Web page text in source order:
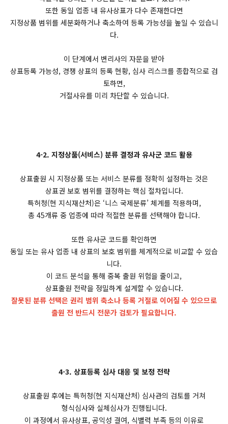
또한 동일 업종 내 유사상표가 다수 존재한다면
지정상품 범위를 세분화하거나 축소하여 등록 가능성을 높일 수 있습니
다.
이 단계에서 변리사의 자문을 받아
상표등록 가능성, 경쟁 상표의 등록 현황, 심사 리스크를 종합적으로 검
토하면,
거절사유를 미리 차단할 수 있습니다.
4-2. 지정상품(서비스) 분류 결정과 유사군 코드 활용
상표출원 시 지정상품 또는 서비스 분류를 정확히 설정하는 것은
상표권 보호 범위를 결정하는 핵심 절차입니다.
특허청(현 지식재산처)은 ‘니스 국제분류’ 체계를 적용하며,
총 45개류 중 업종에 따라 적절한 분류를 선택해야 합니다.
또한 유사군 코드를 확인하면
동일 또는 유사 업종 내 상표의 보호 범위를 체계적으로 비교할 수 있습
니다.
이 코드 분석을 통해 중복 출원 위험을 줄이고,
상표출원 전략을 정밀하게 설계할 수 있습니다.
잘못된 분류 선택은 권리 범위 축소나 등록 거절로 이어질 수 있으므로
출원 전 반드시 전문가 검토가 필요합니다.
4-3. 상표등록 심사 대응 및 보정 전략
상표출원 후에는 특허청(현 지식재산처) 심사관의 검토를 거쳐
형식심사와 실체심사가 진행됩니다.
이 과정에서 유사상표, 공익성 결여, 식별력 부족 등의 이유로